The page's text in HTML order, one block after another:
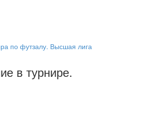
по футзалу. Высшая лига
в турнире.